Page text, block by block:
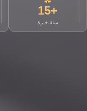
+15
سنة خبرة